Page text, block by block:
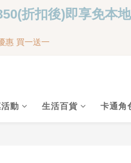
惠 買一送一
惠 買一送一
動 生活百貨 卡通角
折扣後)即享免本